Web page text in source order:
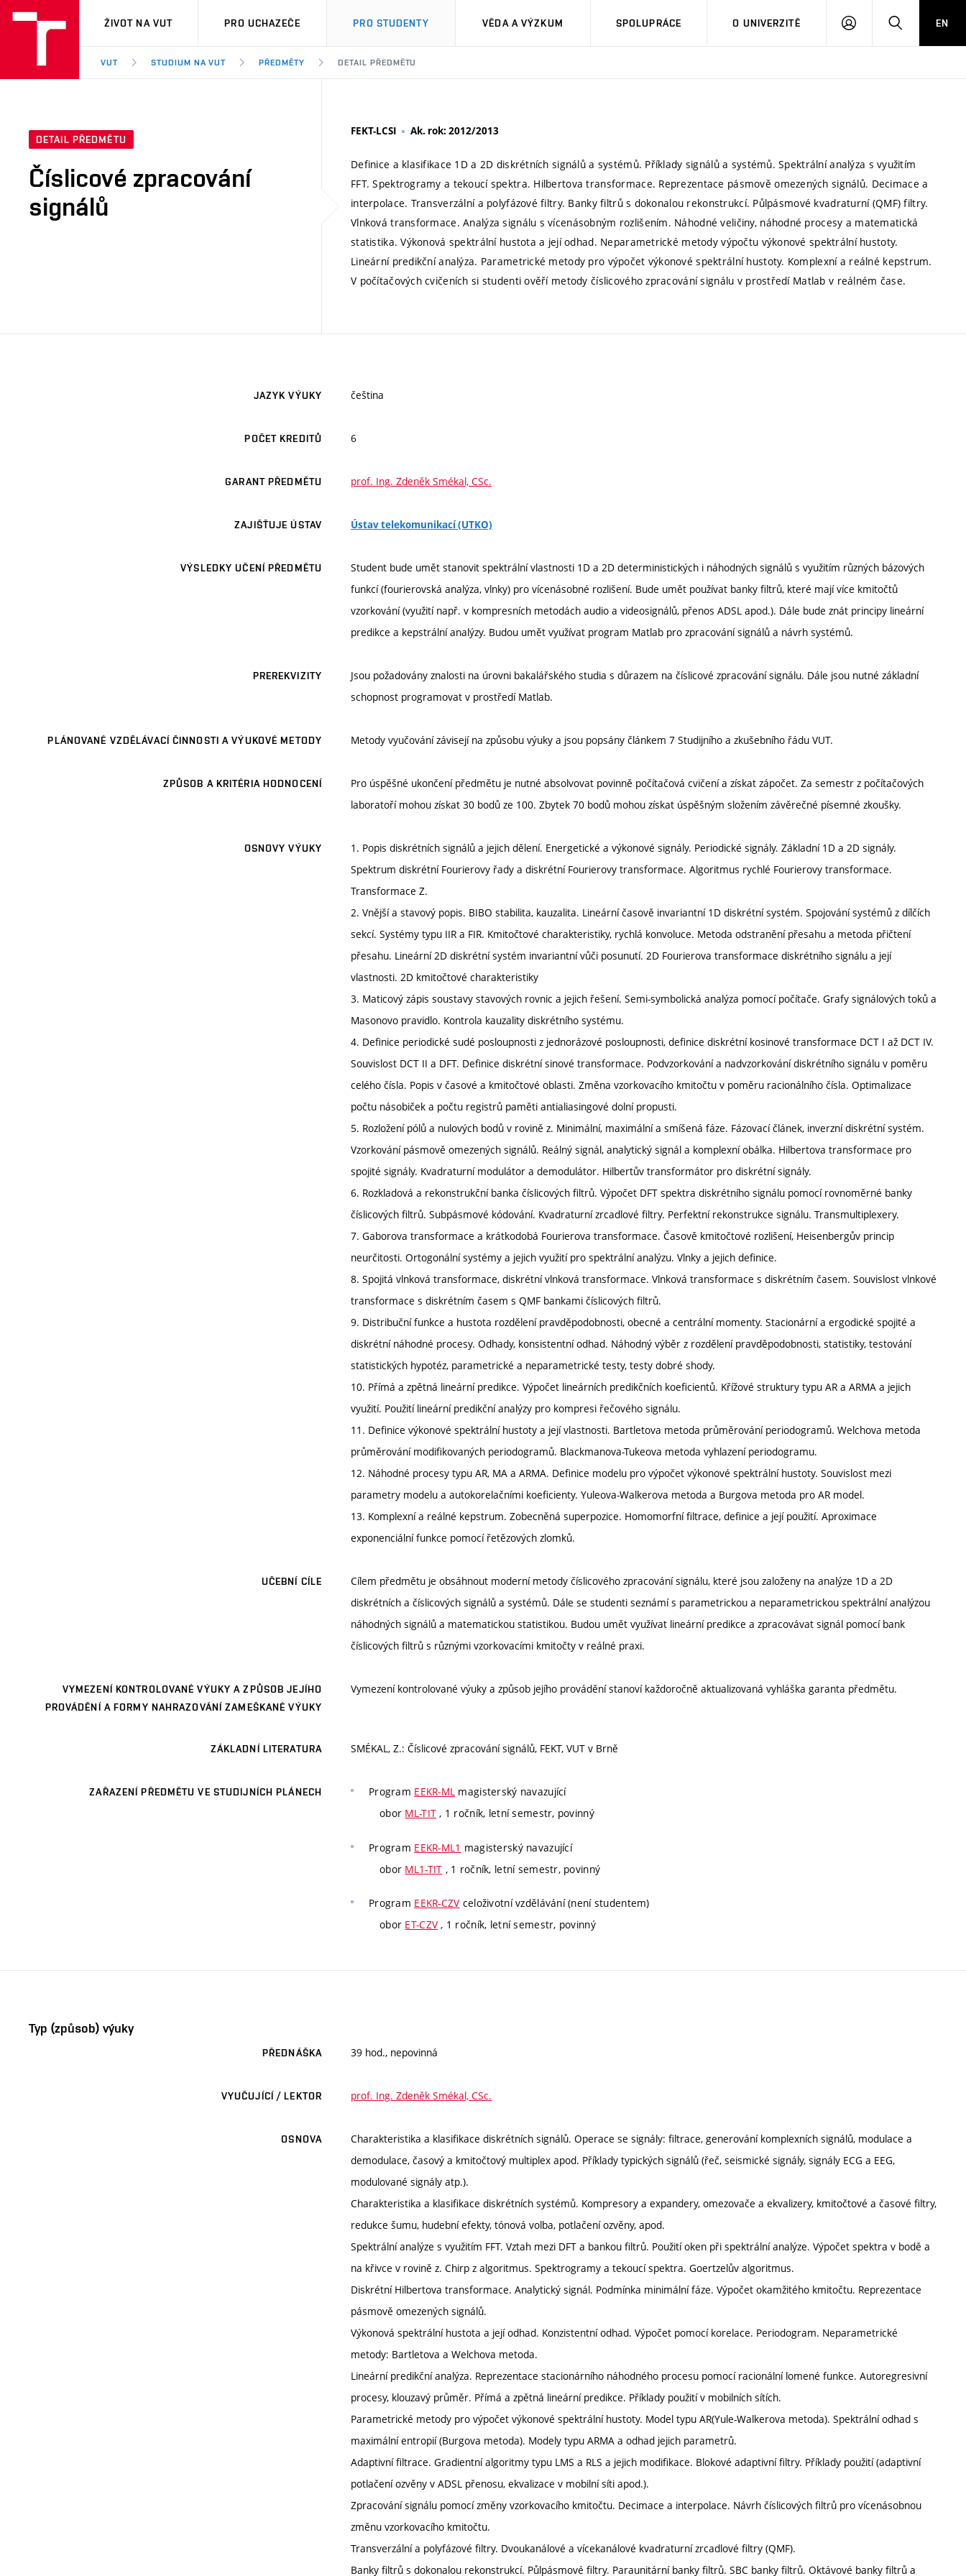
VUT
ŽIVOT NA VUT PRO UCHAZEČE PRO STUDENTY VĚDA A VÝZKUM SPOLUPRÁCE O UNIVERZITĚ
PŘIHLÁSIT HLEDATEN
VUT STUDIUM NA VUT PŘEDMĚTY DETAIL PŘEDMĚTU
DETAIL PŘEDMĚTU
Číslicové zpracování
signálů
FEKT-LCSI Ak. rok: 2012/2013
Definice a klasifikace 1D a 2D diskrétních signálů a systémů. Příklady signálů a systémů. Spektrální analýza s využitím
FFT. Spektrogramy a tekoucí spektra. Hilbertova transformace. Reprezentace pásmově omezených signálů. Decimace a
interpolace. Transverzální a polyfázové filtry. Banky filtrů s dokonalou rekonstrukcí. Půlpásmové kvadraturní (QMF) filtry.
Vlnková transformace. Analýza signálu s vícenásobným rozlišením. Náhodné veličiny, náhodné procesy a matematická
statistika. Výkonová spektrální hustota a její odhad. Neparametrické metody výpočtu výkonové spektrální hustoty.
Lineární predikční analýza. Parametrické metody pro výpočet výkonové spektrální hustoty. Komplexní a reálné kepstrum.
V počítačových cvičeních si studenti ověří metody číslicového zpracování signálu v prostředí Matlab v reálném čase.
JAZYK VÝUKY čeština
POČET KREDITŮ 6
GARANT PŘEDMĚTU prof. Ing. Zdeněk Smékal, CSc.
ZAJIŠŤUJE ÚSTAV Ústav telekomunikací (UTKO)
VÝSLEDKY UČENÍ PŘEDMĚTU
Student bude umět stanovit spektrální vlastnosti 1D a 2D deterministických i náhodných signálů s využitím různých bázových
funkcí (fourierovská analýza, vlnky) pro vícenásobné rozlišení. Bude umět používat banky filtrů, které mají více kmitočtů
vzorkování (využití např. v kompresních metodách audio a videosignálů, přenos ADSL apod.). Dále bude znát principy lineární
predikce a kepstrální analýzy. Budou umět využívat program Matlab pro zpracování signálů a návrh systémů.
PREREKVIZITY
Jsou požadovány znalosti na úrovni bakalářského studia s důrazem na číslicové zpracování signálu. Dále jsou nutné základní
schopnost programovat v prostředí Matlab.
PLÁNOVANÉ VZDĚLÁVACÍ ČINNOSTI A VÝUKOVÉ METODY Metody vyučování závisejí na způsobu výuky a jsou popsány článkem 7 Studijního a zkušebního řádu VUT.
ZPŮSOB A KRITÉRIA HODNOCENÍ
Pro úspěšné ukončení předmětu je nutné absolvovat povinně počítačová cvičení a získat zápočet. Za semestr z počítačových
laboratoří mohou získat 30 bodů ze 100. Zbytek 70 bodů mohou získat úspěšným složením závěrečné písemné zkoušky.
OSNOVY VÝUKY
1. Popis diskrétních signálů a jejich dělení. Energetické a výkonové signály. Periodické signály. Základní 1D a 2D signály.
Spektrum diskrétní Fourierovy řady a diskrétní Fourierovy transformace. Algoritmus rychlé Fourierovy transformace.
Transformace Z.
2. Vnější a stavový popis. BIBO stabilita, kauzalita. Lineární časově invariantní 1D diskrétní systém. Spojování systémů z dílčích
sekcí. Systémy typu IIR a FIR. Kmitočtové charakteristiky, rychlá konvoluce. Metoda odstranění přesahu a metoda přičtení
přesahu. Lineární 2D diskrétní systém invariantní vůči posunutí. 2D Fourierova transformace diskrétního signálu a její
vlastnosti. 2D kmitočtové charakteristiky
3. Maticový zápis soustavy stavových rovnic a jejich řešení. Semi-symbolická analýza pomocí počítače. Grafy signálových toků a
Masonovo pravidlo. Kontrola kauzality diskrétního systému.
4. Definice periodické sudé posloupnosti z jednorázové posloupnosti, definice diskrétní kosinové transformace DCT I až DCT IV.
Souvislost DCT II a DFT. Definice diskrétní sinové transformace. Podvzorkování a nadvzorkování diskrétního signálu v poměru
celého čísla. Popis v časové a kmitočtové oblasti. Změna vzorkovacího kmitočtu v poměru racionálního čísla. Optimalizace
počtu násobiček a počtu registrů paměti antialiasingové dolní propusti.
5. Rozložení pólů a nulových bodů v rovině z. Minimální, maximální a smíšená fáze. Fázovací článek, inverzní diskrétní systém.
Vzorkování pásmově omezených signálů. Reálný signál, analytický signál a komplexní obálka. Hilbertova transformace pro
spojité signály. Kvadraturní modulátor a demodulátor. Hilbertův transformátor pro diskrétní signály.
6. Rozkladová a rekonstrukční banka číslicových filtrů. Výpočet DFT spektra diskrétního signálu pomocí rovnoměrné banky
číslicových filtrů. Subpásmové kódování. Kvadraturní zrcadlové filtry. Perfektní rekonstrukce signálu. Transmultiplexery.
7. Gaborova transformace a krátkodobá Fourierova transformace. Časově kmitočtové rozlišení, Heisenbergův princip
neurčitosti. Ortogonální systémy a jejich využití pro spektrální analýzu. Vlnky a jejich definice.
8. Spojitá vlnková transformace, diskrétní vlnková transformace. Vlnková transformace s diskrétním časem. Souvislost vlnkové
transformace s diskrétním časem s QMF bankami číslicových filtrů.
9. Distribuční funkce a hustota rozdělení pravděpodobnosti, obecné a centrální momenty. Stacionární a ergodické spojité a
diskrétní náhodné procesy. Odhady, konsistentní odhad. Náhodný výběr z rozdělení pravděpodobnosti, statistiky, testování
statistických hypotéz, parametrické a neparametrické testy, testy dobré shody.
10. Přímá a zpětná lineární predikce. Výpočet lineárních predikčních koeficientů. Křížové struktury typu AR a ARMA a jejich
využití. Použití lineární predikční analýzy pro kompresi řečového signálu.
11. Definice výkonové spektrální hustoty a její vlastnosti. Bartletova metoda průměrování periodogramů. Welchova metoda
průměrování modifikovaných periodogramů. Blackmanova-Tukeova metoda vyhlazení periodogramu.
12. Náhodné procesy typu AR, MA a ARMA. Definice modelu pro výpočet výkonové spektrální hustoty. Souvislost mezi
parametry modelu a autokorelačními koeficienty. Yuleova-Walkerova metoda a Burgova metoda pro AR model.
13. Komplexní a reálné kepstrum. Zobecněná superpozice. Homomorfní filtrace, definice a její použití. Aproximace
exponenciální funkce pomocí řetězových zlomků.
UČEBNÍ CÍLE
Cílem předmětu je obsáhnout moderní metody číslicového zpracování signálu, které jsou založeny na analýze 1D a 2D
diskrétních a číslicových signálů a systémů. Dále se studenti seznámí s parametrickou a neparametrickou spektrální analýzou
náhodných signálů a matematickou statistikou. Budou umět využívat lineární predikce a zpracovávat signál pomocí bank
číslicových filtrů s různými vzorkovacími kmitočty v reálné praxi.
VYMEZENÍ KONTROLOVANÉ VÝUKY A ZPŮSOB JEJÍHO
PROVÁDĚNÍ A FORMY NAHRAZOVÁNÍ ZAMEŠKANÉ VÝUKY
Vymezení kontrolované výuky a způsob jejího provádění stanoví každoročně aktualizovaná vyhláška garanta předmětu.
ZÁKLADNÍ LITERATURA SMÉKAL, Z.: Číslicové zpracování signálů, FEKT, VUT v Brně
ZAŘAZENÍ PŘEDMĚTU VE STUDIJNÍCH PLÁNECH Program EEKR-ML magisterský navazující
obor ML-TIT , 1 ročník, letní semestr, povinný
Program EEKR-ML1 magisterský navazující
obor ML1-TIT , 1 ročník, letní semestr, povinný
Program EEKR-CZV celoživotní vzdělávání (není studentem)
obor ET-CZV , 1 ročník, letní semestr, povinný
Typ (způsob) výuky
PŘEDNÁŠKA 39 hod., nepovinná
VYUČUJÍCÍ / LEKTOR prof. Ing. Zdeněk Smékal, CSc.
OSNOVA
Charakteristika a klasifikace diskrétních signálů. Operace se signály: filtrace, generování komplexních signálů, modulace a
demodulace, časový a kmitočtový multiplex apod. Příklady typických signálů (řeč, seismické signály, signály ECG a EEG,
modulované signály atp.).
Charakteristika a klasifikace diskrétních systémů. Kompresory a expandery, omezovače a ekvalizery, kmitočtové a časové filtry,
redukce šumu, hudební efekty, tónová volba, potlačení ozvěny, apod.
Spektrální analýze s využitím FFT. Vztah mezi DFT a bankou filtrů. Použití oken při spektrální analýze. Výpočet spektra v bodě a
na křivce v rovině z. Chirp z algoritmus. Spektrogramy a tekoucí spektra. Goertzelův algoritmus.
Diskrétní Hilbertova transformace. Analytický signál. Podmínka minimální fáze. Výpočet okamžitého kmitočtu. Reprezentace
pásmově omezených signálů.
Výkonová spektrální hustota a její odhad. Konzistentní odhad. Výpočet pomocí korelace. Periodogram. Neparametrické
metody: Bartletova a Welchova metoda.
Lineární predikční analýza. Reprezentace stacionárního náhodného procesu pomocí racionální lomené funkce. Autoregresivní
procesy, klouzavý průměr. Přímá a zpětná lineární predikce. Příklady použití v mobilních sítích.
Parametrické metody pro výpočet výkonové spektrální hustoty. Model typu AR(Yule-Walkerova metoda). Spektrální odhad s
maximální entropií (Burgova metoda). Modely typu ARMA a odhad jejich parametrů.
Adaptivní filtrace. Gradientní algoritmy typu LMS a RLS a jejich modifikace. Blokové adaptivní filtry. Příklady použití (adaptivní
potlačení ozvěny v ADSL přenosu, ekvalizace v mobilní síti apod.).
Zpracování signálu pomocí změny vzorkovacího kmitočtu. Decimace a interpolace. Návrh číslicových filtrů pro vícenásobnou
změnu vzorkovacího kmitočtu.
Transverzální a polyfázové filtry. Dvoukanálové a vícekanálové kvadraturní zrcadlové filtry (QMF).
Banky filtrů s dokonalou rekonstrukcí. Půlpásmové filtry. Paraunitární banky filtrů. SBC banky filtrů. Oktávové banky filtrů a